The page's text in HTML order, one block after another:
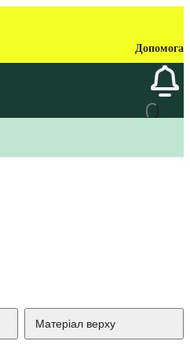
Допомога
Матеріал верху